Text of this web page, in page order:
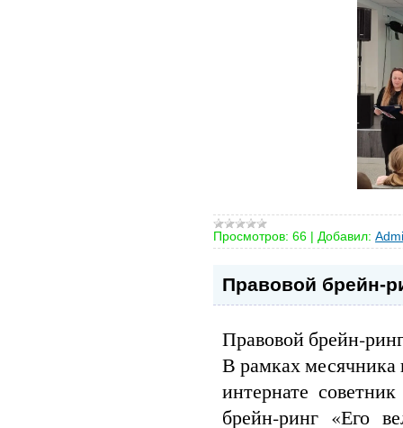
Просмотров: 66 | Добавил:
Правовой
Правовой
В рамках
интернате
брейн‑ринг «Его